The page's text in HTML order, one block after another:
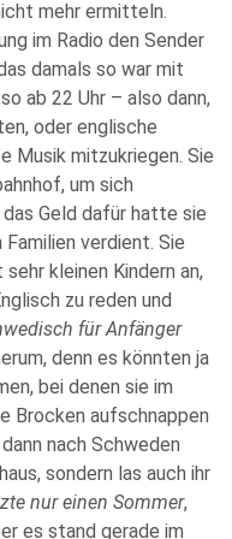
mehr ermitteln.
im Radio den Sender
damals so war mit
ab 22 Uhr – also dann,
oder englische
Musik mitzukriegen. Sie
um sich
Geld dafür hatte sie
verdient. Sie
kleinen Kindern an,
zu reden und
für Anfänger
denn es könnten ja
bei denen sie im
Brocken aufschnappen
nach Schweden
sondern las auch ihr
nur einen Sommer,
es stand gerade im